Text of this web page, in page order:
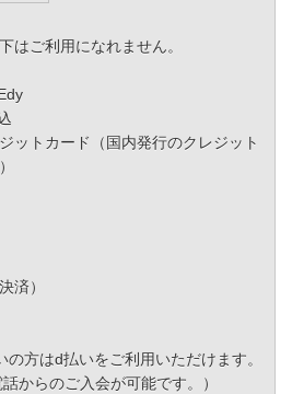
はご利用になれません。
ットカード（国内発行のクレジット
済）
方はd払いをご利用いただけます。
からのご入会が可能です。）